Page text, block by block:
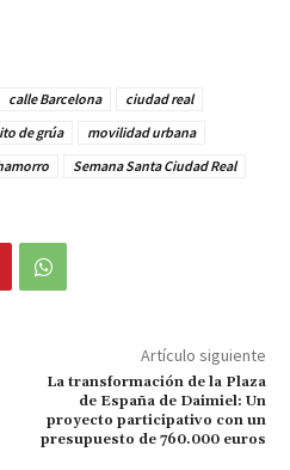
calle Barcelona
ciudad real
de grúa
movilidad urbana
Semana Santa Ciudad Real
Artículo siguiente
La transformación de la Plaza
de España de Daimiel: Un
proyecto participativo con un
presupuesto de 760.000 euros